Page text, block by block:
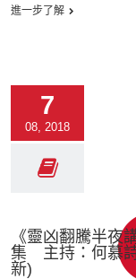
進一步了解
7
08, 2018
《靈凶翻騰半夜
集 主持：何慕
新)